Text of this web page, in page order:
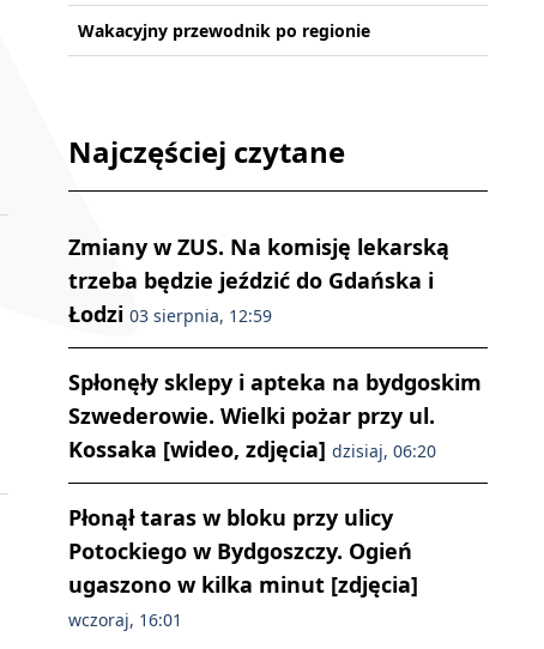
Wakacyjny przewodnik po regionie
Najczęściej czytane
Zmiany w ZUS. Na komisję lekarską
trzeba będzie jeździć do Gdańska i
Łodzi 03 sierpnia, 12:59
Spłonęły sklepy i apteka na bydgoskim
Szwederowie. Wielki pożar przy ul.
Kossaka [wideo, zdjęcia] dzisiaj, 06:20
Płonął taras w bloku przy ulicy
Potockiego w Bydgoszczy. Ogień
ugaszono w kilka minut [zdjęcia]
wczoraj, 16:01